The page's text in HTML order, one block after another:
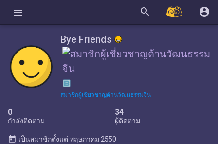
menu search account_circle
Bye Friends
สมาชิกผู้เชี่ยวชาญด้านวัฒนธรรมจีน
0
กำลังติดตาม
34
ผู้ติดตาม
today เป็นสมาชิกตั้งแต่ พฤษภาคม 2550